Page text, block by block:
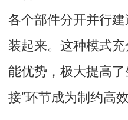
各个部件分开并行
装起来。这种模式
能优势，极大提高
接”环节成为制约高